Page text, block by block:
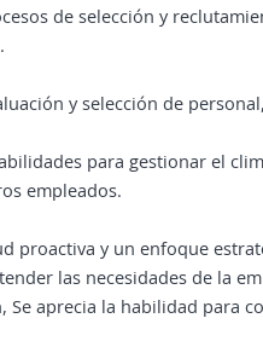
de selección y
y selección de
para gestionar el
empleados.
proactiva y un enfoque
las necesidades de la
Se aprecia la habilidad para